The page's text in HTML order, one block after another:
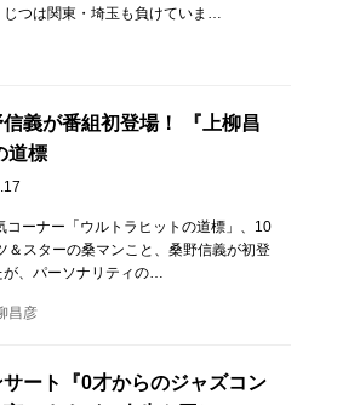
つは関東・埼玉も負けていま…
義が番組初登場！ 『上柳昌
道標
ーナー「ウルトラヒットの道標」、10
＆スターの桑マンこと、桑野信義が初登
が、パーソナリティの…
昌彦
ート『0才からのジャズコン